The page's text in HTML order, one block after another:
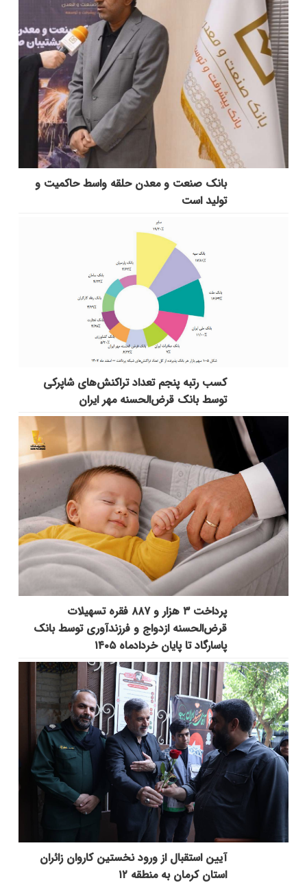
بانك صنعت و معدن حلقه واسط حاكمیت و
تولید است
کسب رتبه پنجم تعداد تراکنش‌های شاپرکی
توسط بانک قرض‌الحسنه مهر ایران
پرداخت ۳ هزار و ۸۸۷ فقره تسهیلات
قرض‌الحسنه ازدواج و فرزندآوری توسط بانک
پاسارگاد تا پایان خردادماه ۱۴۰۵
آیین استقبال از ورود نخستین کاروان زائران
استان کرمان به منطقه ۱۲